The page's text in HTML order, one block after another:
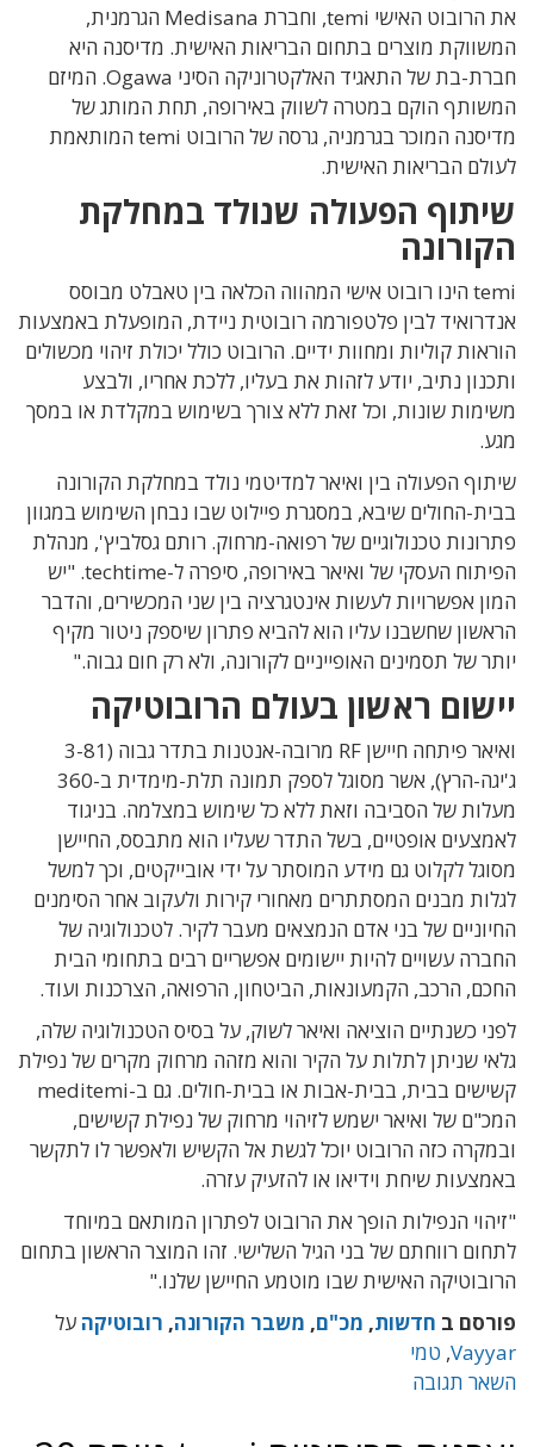
את הרובוט האישי temi, וחברת Medisana הגרמנית,
המשווקת מוצרים בתחום הבריאות האישית. מדיסנה היא
חברת-בת של התאגיד האלקטרוניקה הסיני Ogawa. המיזם
המשותף הוקם במטרה לשווק באירופה, תחת המותג של
מדיסנה המוכר בגרמניה, גרסה של הרובוט temi המותאמת
לעולם הבריאות האישית.
שיתוף הפעולה שנולד במחלקת
הקורונה
temi הינו רובוט אישי המהווה הכלאה בין טאבלט מבוסס
אנדרואיד לבין פלטפורמה רובוטית ניידת, המופעלת באמצעות
הוראות קוליות ומחוות ידיים. הרובוט כולל יכולת זיהוי מכשולים
ותכנון נתיב, יודע לזהות את בעליו, ללכת אחריו, ולבצע
משימות שונות, וכל זאת ללא צורך בשימוש במקלדת או במסך
מגע.
שיתוף הפעולה בין ואיאר למדיטמי נולד במחלקת הקורונה
בבית-החולים שיבא, במסגרת פיילוט שבו נבחן השימוש במגוון
פתרונות טכנולוגיים של רפואה-מרחוק. רותם גסלביץ', מנהלת
הפיתוח העסקי של ואיאר באירופה, סיפרה ל-techtime. "יש
המון אפשרויות לעשות אינטגרציה בין שני המכשירים, והדבר
הראשון שחשבנו עליו הוא להביא פתרון שיספק ניטור מקיף
יותר של תסמינים האופייניים לקורונה, ולא רק חום גבוה."
יישום ראשון בעולם הרובוטיקה
ואיאר פיתחה חיישן RF מרובה-אנטנות בתדר גבוה (3-81
ג'יגה-הרץ), אשר מסוגל לספק תמונה תלת-מימדית ב-360
מעלות של הסביבה וזאת ללא כל שימוש במצלמה. בניגוד
לאמצעים אופטיים, בשל התדר שעליו הוא מתבסס, החיישן
מסוגל לקלוט גם מידע המוסתר על ידי אובייקטים, וכך למשל
לגלות מבנים המסתתרים מאחורי קירות ולעקוב אחר הסימנים
החיוניים של בני אדם הנמצאים מעבר לקיר. לטכנולוגיה של
החברה עשויים להיות יישומים אפשריים רבים בתחומי הבית
החכם, הרכב, הקמעונאות, הביטחון, הרפואה, הצרכנות ועוד.
לפני כשנתיים הוציאה ואיאר לשוק, על בסיס הטכנולוגיה שלה,
גלאי שניתן לתלות על הקיר והוא מזהה מרחוק מקרים של נפילת
קשישים בבית, בבית-אבות או בבית-חולים. גם ב-meditemi
המכ"ם של ואיאר ישמש לזיהוי מרחוק של נפילת קשישים,
ובמקרה כזה הרובוט יוכל לגשת אל הקשיש ולאפשר לו לתקשר
באמצעות שיחת וידיאו או להזעיק עזרה.
"זיהוי הנפילות הופך את הרובוט לפתרון המותאם במיוחד
לתחום רווחתם של בני הגיל השלישי. זהו המוצר הראשון בתחום
הרובוטיקה האישית שבו מוטמע החיישן שלנו."
פורסם ב חדשות, מכ"ם, משבר הקורונה, רובוטיקה על
Vayyar
, טמי
השאר תגובה